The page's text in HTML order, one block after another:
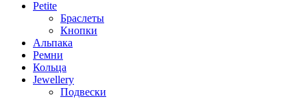
Petite
Браслеты
Кнопки
Альпака
Ремни
Кольца
Jewellery
Подвески